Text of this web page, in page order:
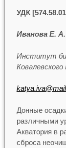
УДК
Иванова Е. А.
Институт
Донные
различными
Акватория в
сброса